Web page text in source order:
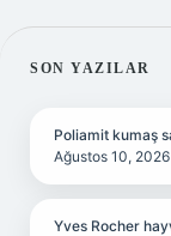
SON YAZILAR
Poliamit kumaş
Ağustos 10, 2026
Yves Rocher